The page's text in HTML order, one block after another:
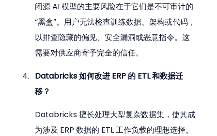
闭源 AI 模型的主要风险在于它们是不可审计的
“黑盒”。用户无法检查训练数据、架构或代码，
以排查隐藏的偏见、安全漏洞或恶意指令。这
需要对供应商寄予完全的信任。
Databricks 如何改进 ERP 的 ETL 和数据迁
移？
Databricks 擅长处理大型复杂数据集，使其成
为涉及 ERP 数据的 ETL 工作负载的理想选择。